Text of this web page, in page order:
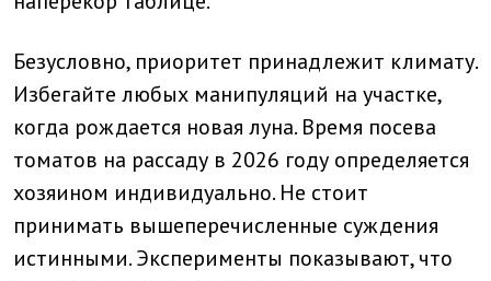
Безусловно, приоритет принадлежит климату.
Избегайте любых манипуляций на участке,
когда рождается новая луна. Время посева
томатов на рассаду в 2026 году определяется
хозяином индивидуально. Не стоит
принимать вышеперечисленные суждения
истинными. Эксперименты показывают, что